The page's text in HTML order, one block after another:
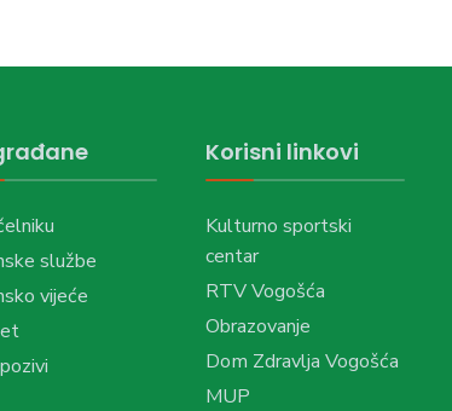
službe
vijeće
Korisni linkovi
Kulturno sportski
centar
RTV Vogošća
Obrazovanje
Dom Zdravlja Vogošća
MUP